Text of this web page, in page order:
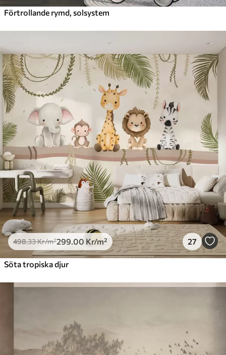
Förtrollande rymd, solsystem
498.33Kr/m²299.00 Kr/m² 27
Söta tropiska djur